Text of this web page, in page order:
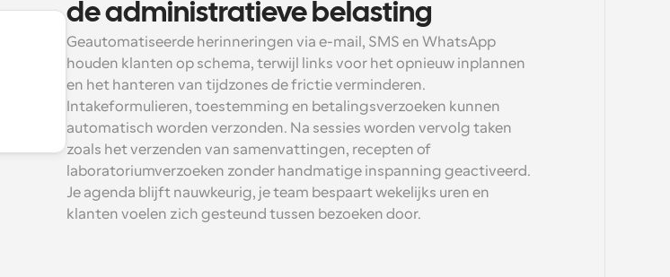
de administratieve belasting
Geautomatiseerde herinneringen via e-mail, SMS en WhatsApp
houden klanten op schema, terwijl links voor het opnieuw inplannen
en het hanteren van tijdzones de frictie verminderen.
Intakeformulieren, toestemming en betalingsverzoeken kunnen
automatisch worden verzonden. Na sessies worden vervolg taken
zoals het verzenden van samenvattingen, recepten of
laboratoriumverzoeken zonder handmatige inspanning geactiveerd.
Je agenda blijft nauwkeurig, je team bespaart wekelijks uren en
klanten voelen zich gesteund tussen bezoeken door.